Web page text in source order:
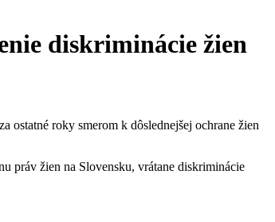
diskriminácie žien
roky smerom k dôslednejšej ochrane žien
práv žien na Slovensku, vrátane diskriminácie